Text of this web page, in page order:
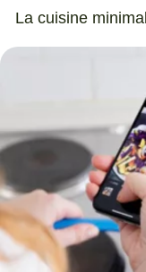
La cuisine